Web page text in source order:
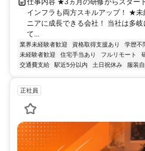
仕事内容 ★3ヵ月の研修からスター
インフラも両方スキルアップ！ ★
ニアに成長できる会社！ 当社は多
て...
業界未経験者歓迎 資格取得支援あり 学歴不
未経験者歓迎
住宅手当あり フルリモート
交通費支給
駅近5分以内 土日祝休み 服装
正社員